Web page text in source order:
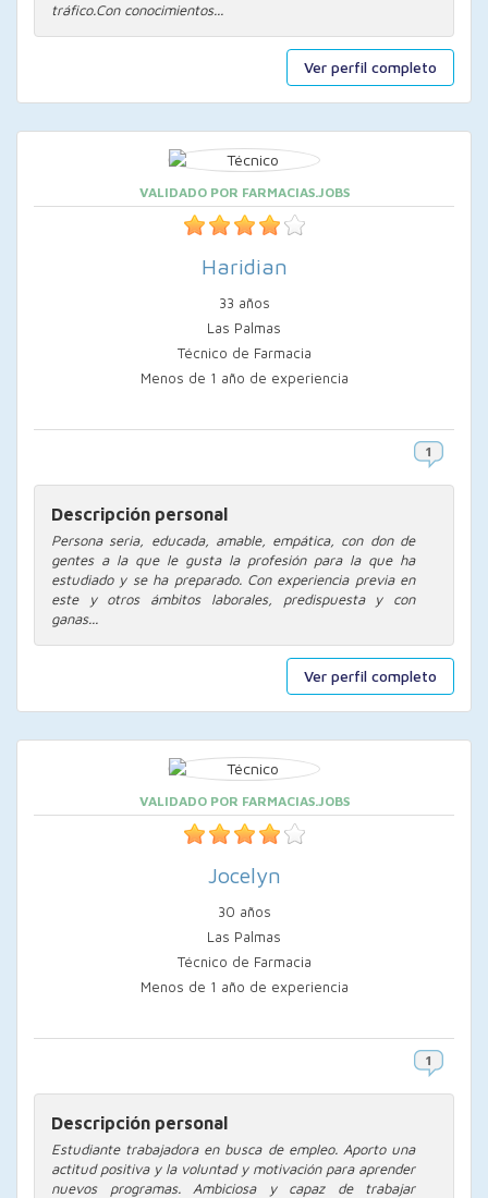
Ver perfil completo
tráfico.Con conocimientos...
Ver perfil completo
VALIDADO POR FARMACIAS.JOBS
Haridian
33 años
Las Palmas
Técnico de Farmacia
Menos de 1 año de experiencia
Descripción personal
Persona seria, educada, amable, empática, con don de
gentes a la que le gusta la profesión para la que ha
estudiado y se ha preparado. Con experiencia previa en
este y otros ámbitos laborales, predispuesta y con
ganas...
VALIDADO POR FARMACIAS.JOBS
Jocelyn
30 años
Las Palmas
Técnico de Farmacia
Menos de 1 año de experiencia
Descripción personal
Estudiante trabajadora en busca de empleo. Aporto una
actitud positiva y la voluntad y motivación para aprender
nuevos programas. Ambiciosa y capaz de trabajar